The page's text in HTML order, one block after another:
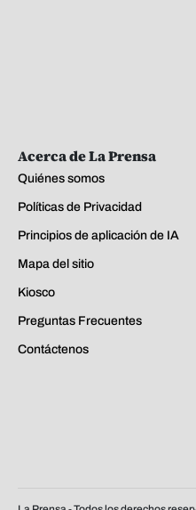
Acerca de La Prensa
Quiénes somos
Políticas de Privacidad
Principios de aplicación de IA
Mapa del sitio
Kiosco
Preguntas Frecuentes
Contáctenos